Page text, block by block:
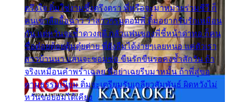
ตรึงใจ ติ๋มใช่งามซึ้งตรึงตรา พี่หรือจะมาหมายร่วมชีวี ก็
คนเขาลืออื้อฉาว ว่าสาวๆรุมตอมพี่ ติ๋มอยากรับรักเหมือน
กัน แต่หวั่นจะช้ำดวงฤดี กลัวแฟนของพี่ชี้หน้าด่าทอ ก็คน
ชื่อต๋อยต้อยตุ้มตุ๋ยต่าย พี่ยังลืมได้ง่ายๆเลยหนอ แค่ตัวเรา
สาวบ้านนา แสนจะซอมซ่อ ขืนรักขืนรอคงช้ำสักวัน ถ้า
จริงเหมือนคำพร่ำเฉลย พี่อย่าเฉยรีบมาหมั้น ถ้าพี่สู่ขอ
ตามธรรมเนียม ติ๋มจะเตรียมรับเกลียวสัมพันธ์ ผิดหวังไม่
หวั่นขอยอมได้เคียง